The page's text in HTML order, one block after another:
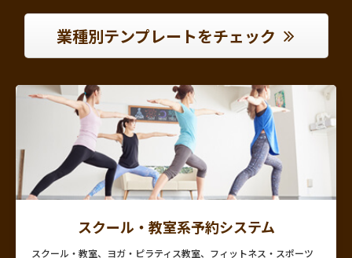
業種別テンプレートをチェック
スクール・教室系予約システム
スクール・教室、ヨガ・ピラティス教室、フィットネス・スポーツ